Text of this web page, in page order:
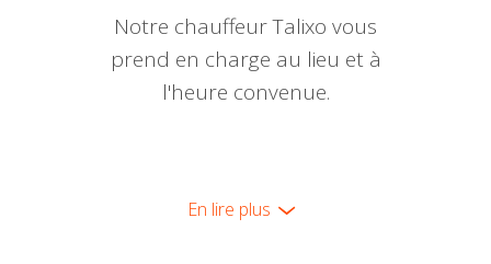
Notre chauffeur Talixo vous
prend en charge au lieu et à
l'heure convenue.
En lire plus